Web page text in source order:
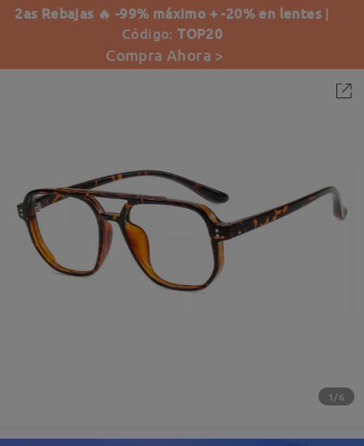
2as Rebajas 🔥 -99% máximo + -20% en lentes |
Código:TOP20
Compra Ahora >
1/6